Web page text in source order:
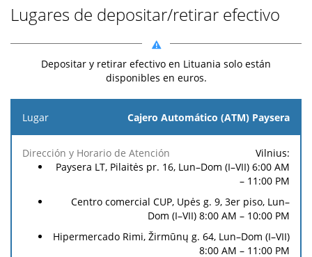
Lugares de depositar/retirar efectivo
Depositar y retirar efectivo en Lituania solo están
disponibles en euros.
Lugar
Dirección
y Horario
Atención
Tarifa
de
in)
Requisitos
para el
Efectivo
de
Retiro
out)
para el
Retiro de
Efectivo
Cajero Automático (ATM) Paysera
Vilnius:
Paysera LT, Pilaitės pr. 16, Lun–Dom (I–VII) 6:00 AM
– 11:00 PM
Centro comercial CUP, Upės g. 9, 3er piso, Lun–
Dom (I–VII) 8:00 AM – 10:00 PM
Hipermercado Rimi, Žirmūnų g. 64, Lun–Dom (I–VII)
8:00 AM – 11:00 PM